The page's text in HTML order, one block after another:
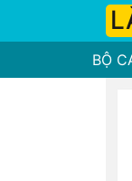
BỘ